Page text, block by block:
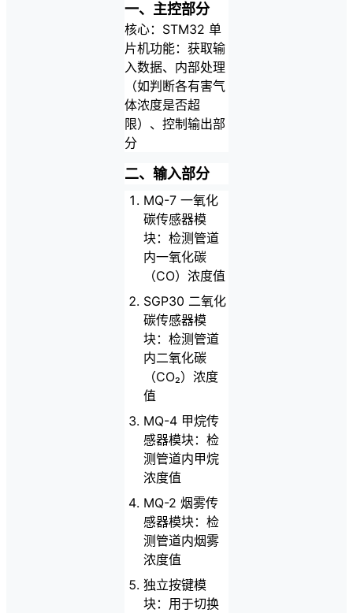
一、主控部分
核心：STM32 单
片机功能：获取输
入数据、内部处理
（如判断各有害气
体浓度是否超
限）、控制输出部
分
二、输入部分
MQ-7 一氧化
碳传感器模
块：检测管道
内一氧化碳
（CO）浓度值
SGP30 二氧化
碳传感器模
块：检测管道
内二氧化碳
（CO₂）浓度
值
MQ-4 甲烷传
感器模块：检
测管道内甲烷
浓度值
MQ-2 烟雾传
感器模块：检
测管道内烟雾
浓度值
独立按键模
块：用于切换